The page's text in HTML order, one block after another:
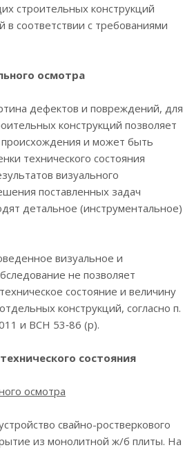
строительных конструкций
в соответствии с требованиями
осмотра
дефектов и повреждений, для
конструкций позволяет
и может быть
технического состояния
визуального
поставленных задач
детальное (инструментальное)
визуальное и
не позволяет
состояние и величину
конструкций, согласно п.
и ВСН 53‑86 (р).
состояния
осмотра
свайно-ростверкового
из монолитной ж/б плиты. На